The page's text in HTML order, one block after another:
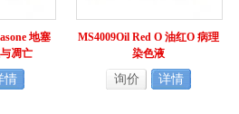
地塞
凋亡
情
MS4009Oil Red O 油红O 病理
染色液
询价 详情